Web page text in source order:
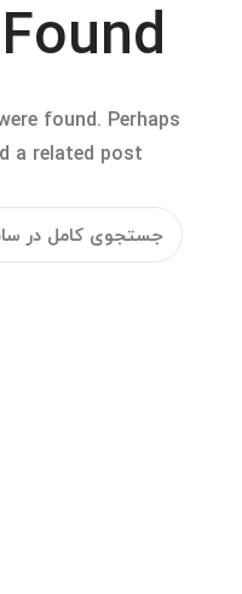
found. Perhaps
a related post.